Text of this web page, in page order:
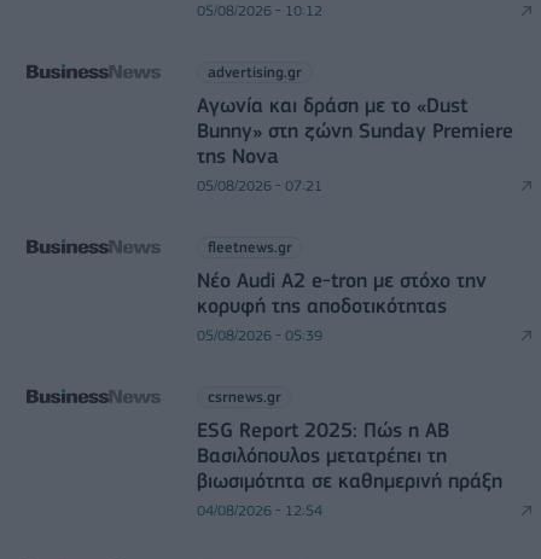
05/08/2026 - 10:12
advertising.gr
Αγωνία και δράση με το «Dust
Bunny» στη ζώνη Sunday Premiere
της Nova
05/08/2026 - 07:21
fleetnews.gr
Νέο Audi A2 e-tron με στόχο την
κορυφή της αποδοτικότητας
05/08/2026 - 05:39
csrnews.gr
ESG Report 2025: Πώς η ΑΒ
Βασιλόπουλος μετατρέπει τη
βιωσιμότητα σε καθημερινή πράξη
04/08/2026 - 12:54